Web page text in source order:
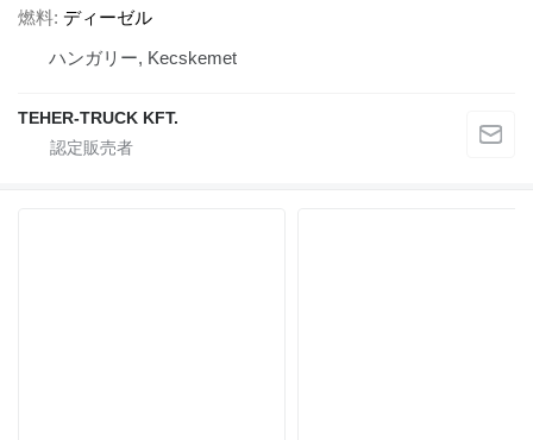
燃料 ディーゼル
ハンガリー, Kecskemet
TEHER-TRUCK KFT.